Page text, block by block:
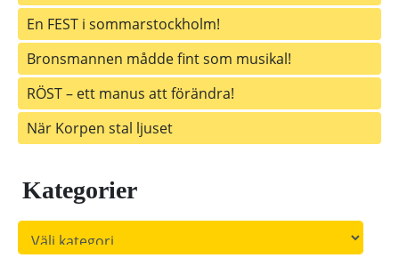
En FEST i sommarstockholm!
Bronsmannen mådde fint som musikal!
RÖST – ett manus att förändra!
När Korpen stal ljuset
Kategorier
Kategorier